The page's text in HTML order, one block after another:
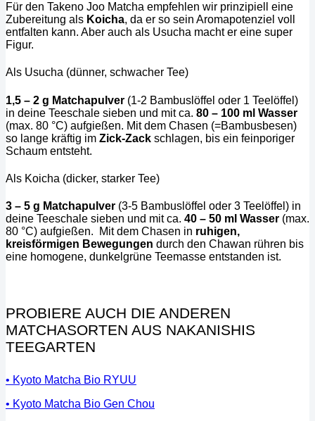
Für den Takeno Joo Matcha empfehlen wir prinzipiell eine
Zubereitung als Koicha, da er so sein Aromapotenziel voll
entfalten kann. Aber auch als Usucha macht er eine super
Figur.
Als Usucha (dünner, schwacher Tee)
1,5 – 2 g Matchapulver (1-2 Bambuslöffel oder 1 Teelöffel)
in deine Teeschale sieben und mit ca. 80 – 100 ml Wasser
(max. 80 °C) aufgießen. Mit dem Chasen (=Bambusbesen)
so lange kräftig im Zick-Zack schlagen, bis ein feinporiger
Schaum entsteht.
Als Koicha (dicker, starker Tee)
3 – 5 g Matchapulver (3-5 Bambuslöffel oder 3 Teelöffel) in
deine Teeschale sieben und mit ca. 40 – 50 ml Wasser (max.
80 °C) aufgießen.
Mit dem Chasen in ruhigen,
kreisförmigen Bewegungen durch den Chawan rühren bis
eine homogene, dunkelgrüne Teemasse entstanden ist.
PROBIERE AUCH DIE ANDEREN
MATCHASORTEN AUS NAKANISHIS
TEEGARTEN
• Kyoto Matcha Bio RYUU
• Kyoto Matcha Bio Gen Chou